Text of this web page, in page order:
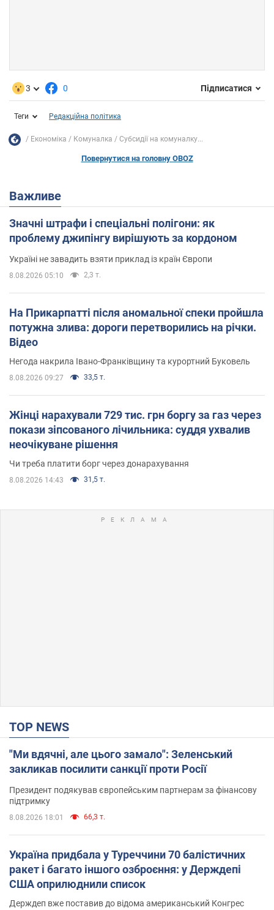
3 0 Підписатися
Теги Редакційна політика
Економіка Комуналка Субсидії на комуналку...
Повернутися на головну OBOZ
Важливе
Значні штрафи і спеціальні полігони: як
проблему джипінгу вирішують за кордоном
Україні не завадить взяти приклад із країн Європи
8.08.2026 05:10 2,3 т.
На Прикарпатті після аномальної спеки пройшла
потужна злива: дороги перетворились на річки.
Відео
Негода накрила Івано-Франківщину та курортний Буковель
8.08.2026 09:27 33,5 т.
Жінці нарахували 729 тис. грн боргу за газ через
покази зіпсованого лічильника: суддя ухвалив
неочікуване рішення
Чи треба платити борг через донарахування
8.08.2026 14:43 31,5 т.
TOP NEWS
"Ми вдячні, але цього замало": Зеленський
закликав посилити санкції проти Росії
Президент подякував європейським партнерам за фінансову
підтримку
8.08.2026 18:01 66,3 т.
Україна придбала у Туреччини 70 балістичних
ракет і багато іншого озброєння: у Держдепі
США оприлюднили список
Держдеп вже поставив до відома американський Конгрес